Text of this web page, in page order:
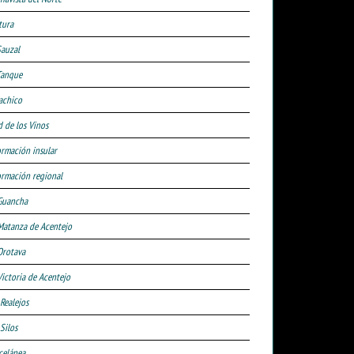
de los Vinos
insular
regional
de Acentejo
de Acentejo